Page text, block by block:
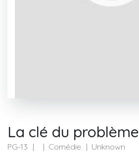
La clé du problème
PG-13 Comédie Unknown